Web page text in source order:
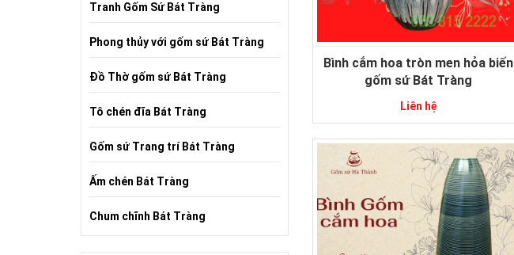
Bình cắm hoa tròn men hỏa biến
gốm sứ Bát Tràng
Liên hệ
Tranh Gốm Sứ Bát Tràng
Phong thủy với gốm sứ Bát Tràng
Đồ Thờ gốm sứ Bát Tràng
Tô chén đĩa Bát Tràng
Gốm sứ Trang trí Bát Tràng
Ấm chén Bát Tràng
Chum chĩnh Bát Tràng